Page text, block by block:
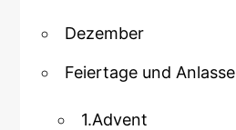
Dezember
Feiertage und Anlasse
1.Advent